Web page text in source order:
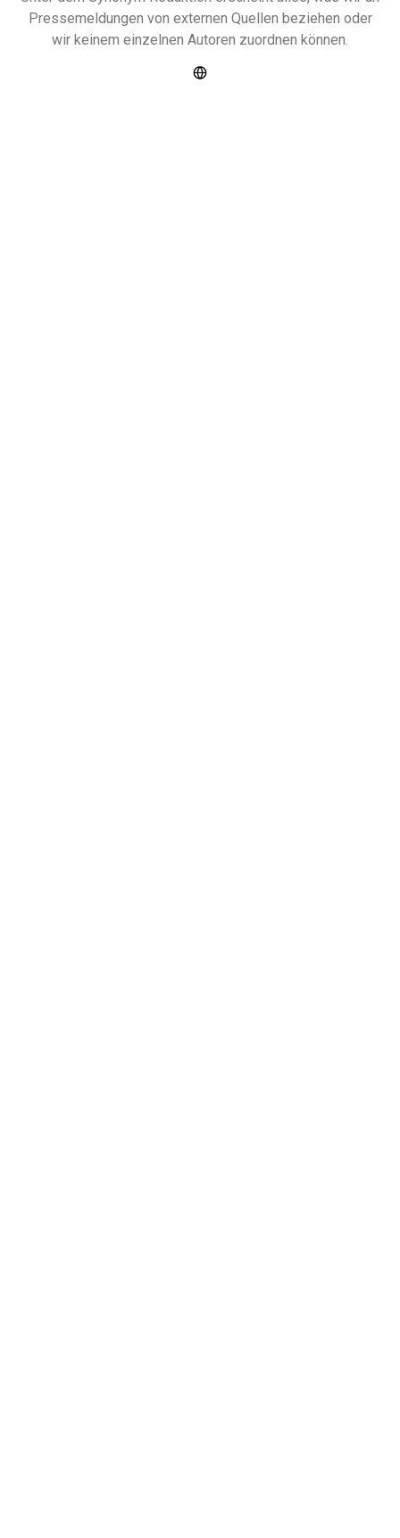
Pressemeldungen von externen Quellen beziehen oder
wir keinem einzelnen Autoren zuordnen können.